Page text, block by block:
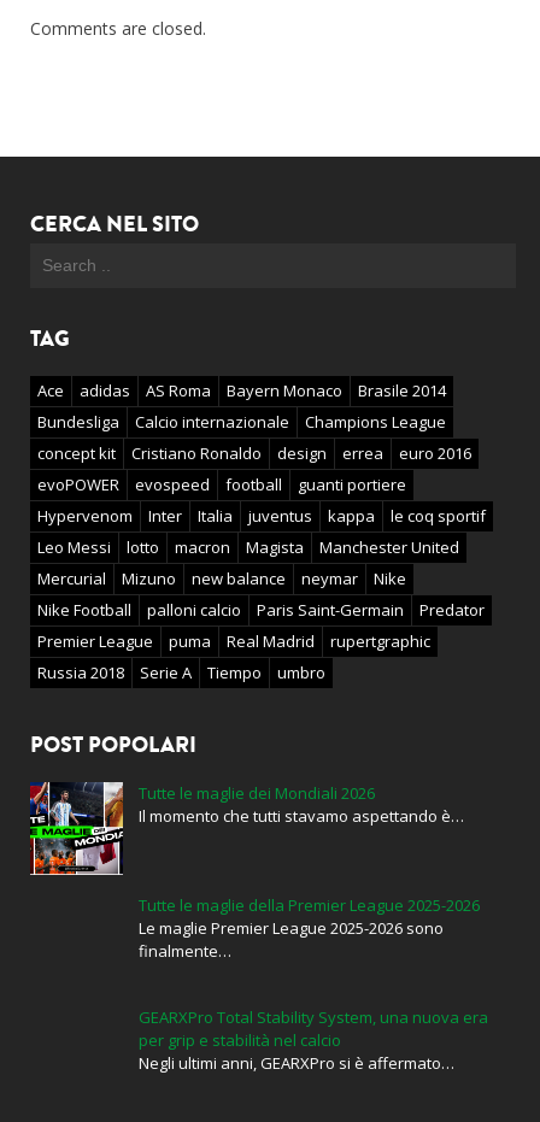
Comments are closed.
CERCA NEL SITO
TAG
Ace adidas AS Roma Bayern Monaco
Brasile 2014
Bundesliga
Calcio internazionale
Champions League
concept kit
Cristiano Ronaldo design errea
euro 2016
evoPOWER
evospeed football
guanti portiere
Hypervenom
Inter Italia juventus kappa
le coq sportif
Leo Messi
lotto macron Magista
Manchester United
Mercurial
Mizuno new balance neymar
Nike
Nike Football
palloni calcio Paris Saint-Germain
Predator
Premier League
puma Real Madrid
rupertgraphic
Russia 2018
Serie A Tiempo umbro
POST POPOLARI
Tutte le maglie dei Mondiali 2026
Il momento che tutti stavamo aspettando è…
Tutte le maglie della Premier League 2025-2026
Le maglie Premier League 2025-2026 sono
finalmente…
GEARXPro Total Stability System, una nuova era
per grip e stabilità nel calcio
Negli ultimi anni, GEARXPro si è affermato…